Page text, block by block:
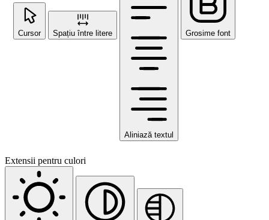
Cursor Spațiu între litere
Aliniază textul
Grosime font
Extensii pentru culori